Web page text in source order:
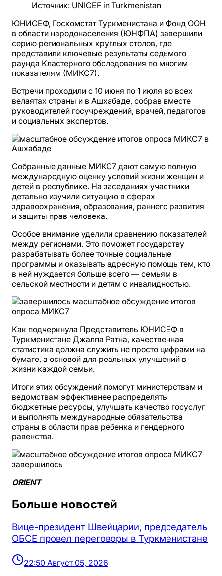
Источник: UNICEF in Turkmenistan
ЮНИСЕФ, Госкомстат Туркменистана и Фонд ООН
в области народонаселения (ЮНФПА) завершили
серию региональных круглых столов, где
представили ключевые результаты седьмого
раунда Кластерного обследования по многим
показателям (МИКС7).
Встречи проходили с 10 июня по 1 июля во всех
велаятах страны и в Ашхабаде, собрав вместе
руководителей госучреждений, врачей, педагогов
и социальных экспертов.
Собранные данные МИКС7 дают самую полную
международную оценку условий жизни женщин и
детей в республике. На заседаниях участники
детально изучили ситуацию в сферах
здравоохранения, образования, раннего развития
и защиты прав человека.
Особое внимание уделили сравнению показателей
между регионами. Это поможет государству
разрабатывать более точные социальные
программы и оказывать адресную помощь тем, кто
в ней нуждается больше всего — семьям в
сельской местности и детям с инвалидностью.
Как подчеркнула Представитель ЮНИСЕФ в
Туркменистане Джалпа Ратна, качественная
статистика должна служить не просто цифрами на
бумаге, а основой для реальных улучшений в
жизни каждой семьи.
Итоги этих обсуждений помогут министерствам и
ведомствам эффективнее распределять
бюджетные ресурсы, улучшать качество госуслуг
и выполнять международные обязательства
страны в области прав ребенка и гендерного
равенства.
ORIENT
Больше новостей
Вице-президент Швейцарии, председатель
ОБСЕ провел переговоры в Туркменистане
22:50 Август 05, 2026